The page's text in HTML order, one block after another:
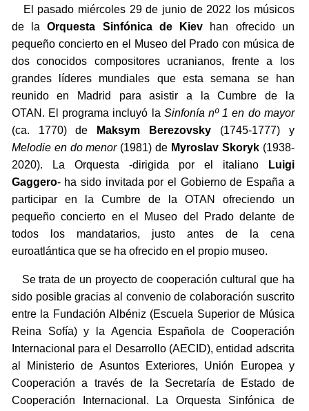
El pasado miércoles 29 de junio de 2022 los músicos
de laOrquesta Sinfónica de Kiev han ofrecido un
pequeño concierto en el Museo del Prado con música de
dos conocidos compositores ucranianos, frente a los
grandes líderes mundiales que esta semana se han
reunido en Madrid para asistir a la Cumbre de la
OTAN. El programa incluyó la Sinfonía nº 1 en do mayor
(ca. 1770) de
Maksym Berezovsky (1745-1777) y
Melodie en do menor(1981) de Myroslav Skoryk(1938-
2020). La Orquesta -dirigida por el italiano
Luigi
Gaggero- ha sido invitada por el Gobierno de España a
participar en la Cumbre de la OTAN ofreciendo un
pequeño concierto en el Museo del Prado delante de
todos los mandatarios, justo antes de la cena
euroatlántica que se ha ofrecido en el propio museo.
Se trata de un proyecto de cooperación cultural que ha
sido posible gracias al convenio de colaboración suscrito
entre la Fundación Albéniz (Escuela Superior de Música
Reina Sofía) y la Agencia Española de Cooperación
Internacional para el Desarrollo (AECID), entidad adscrita
al Ministerio de Asuntos Exteriores, Unión Europea y
Cooperación a través de la Secretaría de Estado de
Cooperación Internacional. La Orquesta Sinfónica de